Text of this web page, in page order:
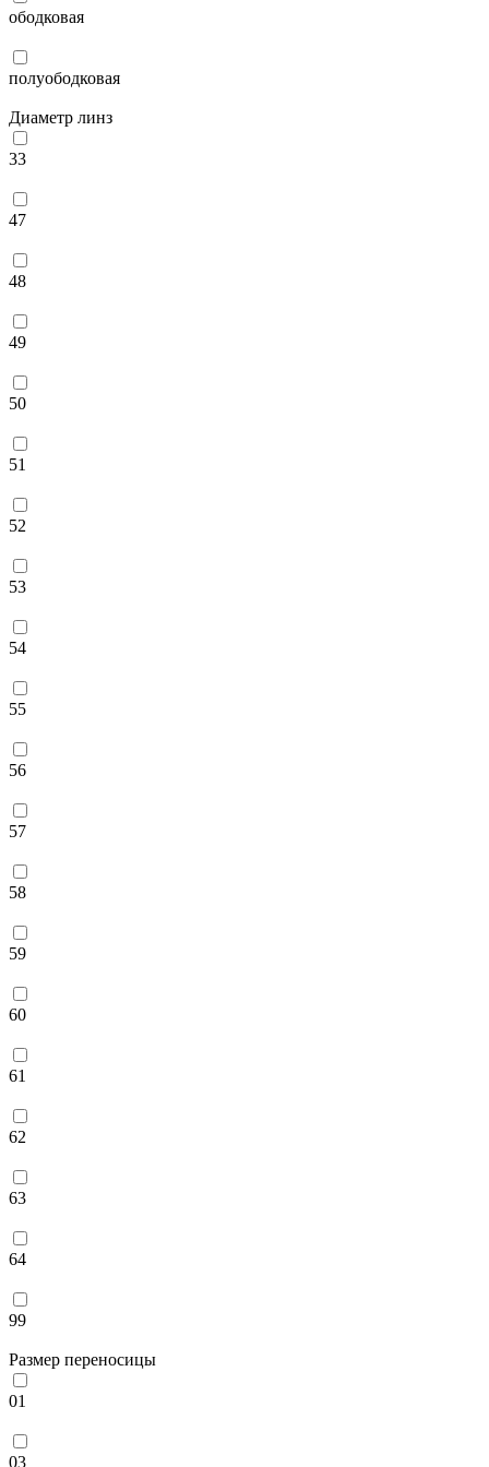
ободковая
полуободковая
Диаметр линз
33
47
48
49
50
51
52
53
54
55
56
57
58
59
60
61
62
63
64
99
Размер переносицы
01
03